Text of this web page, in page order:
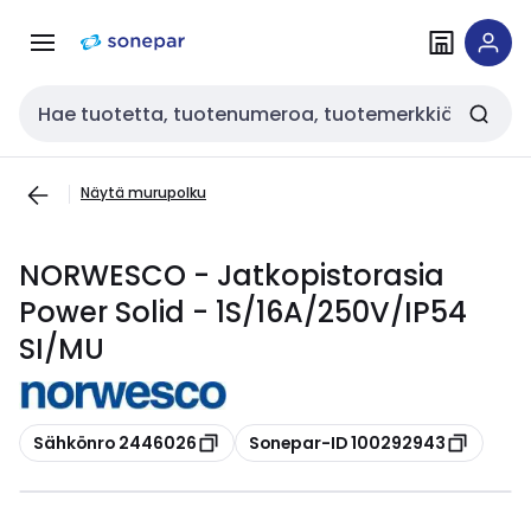
navigointiinsisältöön
Haku
Näytä murupolku
NORWESCO - Jatkopistorasia
Power Solid - 1S/16A/250V/IP54
SI/MU
Kopioi
Sähkönro 2446026 Kopioi
Sonepar-ID 100292943